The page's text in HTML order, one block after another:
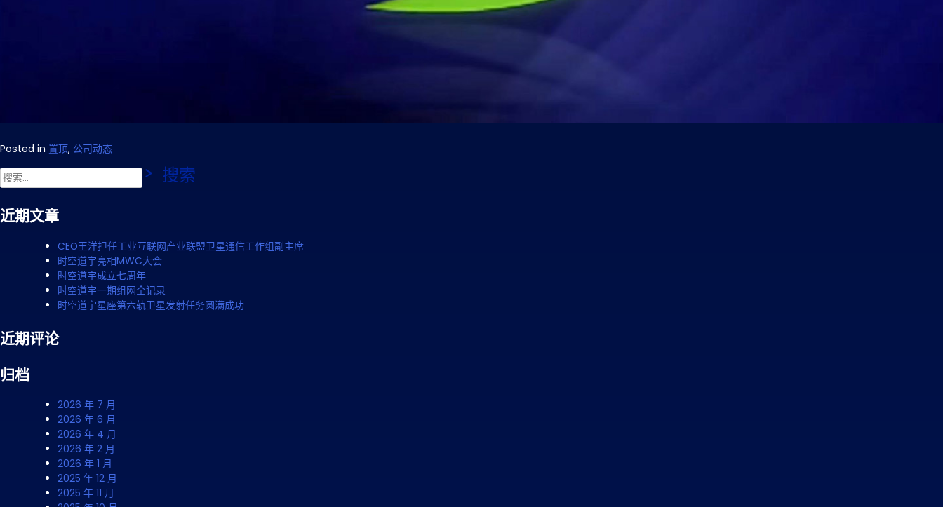
Posted in 置顶, 公司动态
索：
近期文章
CEO王洋担任工业互联网产业联盟卫星通信工作组副主席
时空道宇亮相MWC大会
时空道宇成立七周年
时空道宇一期组网全记录
时空道宇星座第六轨卫星发射任务圆满成功
近期评论
归档
2026 年 7 月
2026 年 6 月
2026 年 4 月
2026 年 2 月
2026 年 1 月
2025 年 12 月
2025 年 11 月